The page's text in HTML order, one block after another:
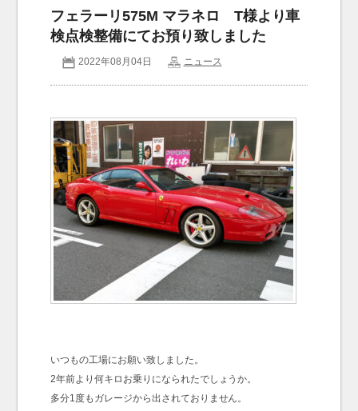
アクセス
お問い合わせ
フェラーリ575M マラネロ T様より車
検点検整備にてお預り致しました
2022年08月04日 ニュース
いつもの工場にお願い致しました。
2年前より何キロお乗りになられたでしょうか。
多分1度もガレージから出されておりません。